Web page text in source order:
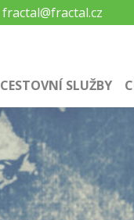
fractal@fractal.cz
CESTOVNÍ SLUŽBY